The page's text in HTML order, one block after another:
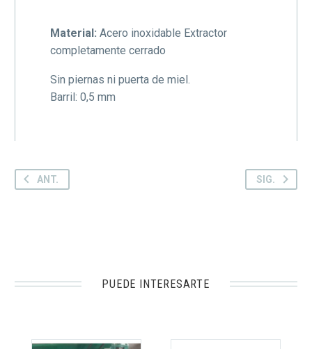
Material: Acero inoxidable Extractor
completamente cerrado
Sin piernas ni puerta de miel.
Barril: 0,5 mm
ANT. SIG.
PUEDE INTERESARTE